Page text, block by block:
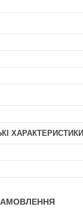
ХАРАКТЕРИСТИКИ